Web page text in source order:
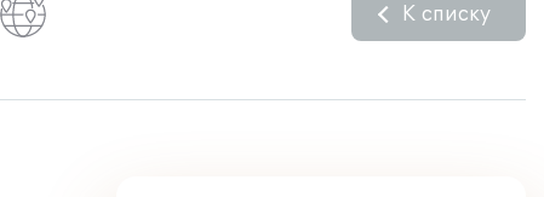
К списку